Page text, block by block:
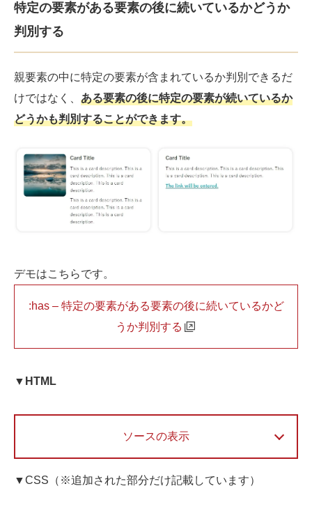
特定の要素がある要素の後に続いているかどうか
判別する
親要素の中に特定の要素が含まれているか判別できるだ
けではなく、 ある要素の後に特定の要素が続いているか
どうかも判別することができます。
デモはこちらです。
:has – 特定の要素がある要素の後に続いているかど
うか判別する
▼HTML
ソースの表示
▼CSS（※追加された部分だけ記載しています）